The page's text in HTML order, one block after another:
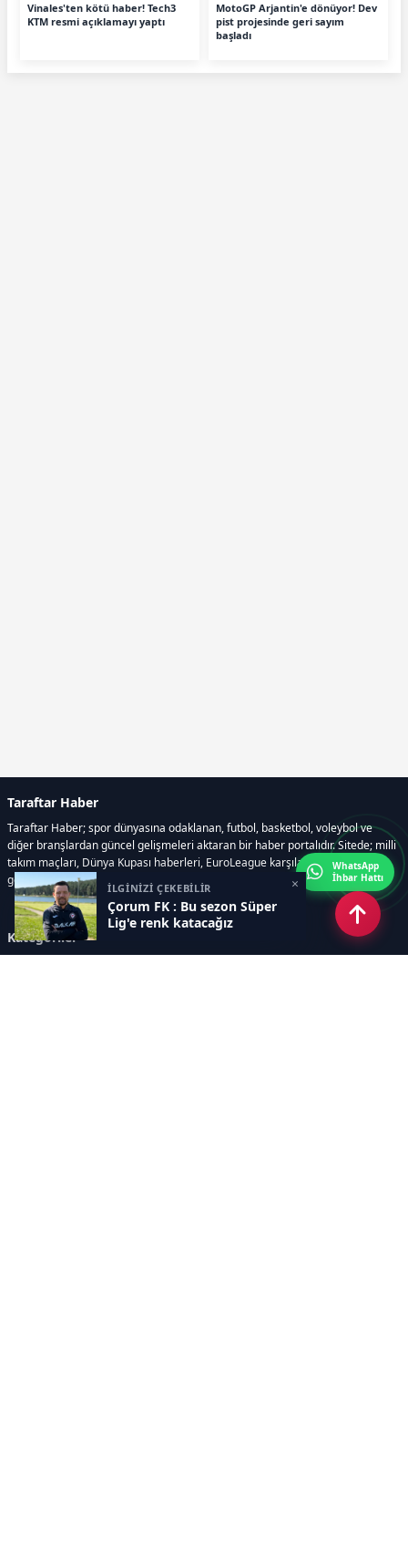
Vinales'ten kötü haber! Tech3
KTM resmi açıklamayı yaptı
MotoGP Arjantin'e dönüyor! Dev
pist projesinde geri sayım
başladı
İLGİNİZİ ÇEKEBİLİR
Çorum FK : Bu sezon Süper
Lig'e renk katacağız
×
Taraftar Haber
Taraftar Haber; spor dünyasına odaklanan, futbol, basketbol, voleybol ve
diğer branşlardan güncel gelişmeleri aktaran bir haber portalıdır. Sitede; milli
takım maçları, Dünya Kupası haberleri, EuroLeague karşılaşmaları, transfer
gelişmeleri, sporcuların biyografileri, anketler yer almaktadır.
Kategoriler
WhatsApp
İhbar Hattı